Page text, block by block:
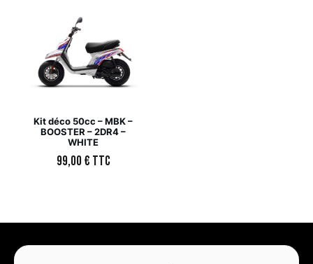
Kit déco 50cc – MBK –
BOOSTER – 2DR4 –
WHITE
99,00€ TTC